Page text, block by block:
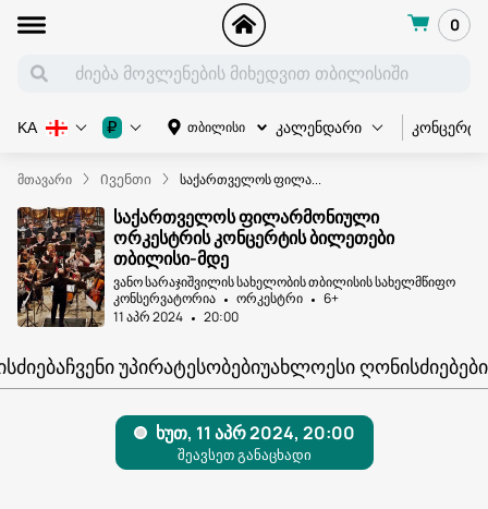
0
თბილისი კალენდარი კონცერტი
KA ₽
მთავარი Ივენთი საქართველოს ფილა...
საქართველოს ფილარმონიული
ორკესტრის კონცერტის ბილეთები
თბილისი-მდე
ვანო სარაჯიშვილის სახელობის თბილისის სახელმწიფო
კონსერვატორია
ორკესტრი
6+
11 აპრ 2024
20:00
ᲩᲕᲔᲜᲘ ᲣᲞᲘᲠᲐᲢᲔᲡᲝᲑᲔᲑᲘᲣᲐᲮᲚᲝᲔᲡᲘ ᲦᲝᲜᲘᲡᲫᲘᲔᲑᲔᲑᲘ